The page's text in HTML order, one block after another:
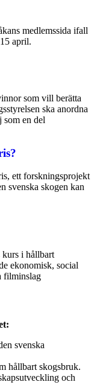
medlemssida ifall
april.
som vill berätta
ska anordna
som en del
ett forskningsprojekt
svenska skogen kan
kurs i hållbart
ekonomisk, social
filminslag
svenska
hållbart skogsbruk.
och